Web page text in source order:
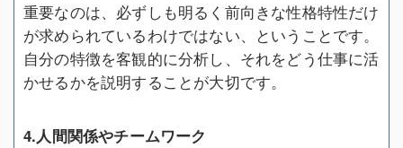
重要なのは、必ずしも明るく前向きな性格特性だけ
が求められているわけではない、ということです。
自分の特徴を客観的に分析し、それをどう仕事に活
かせるかを説明することが大切です。
4.人間関係やチームワーク